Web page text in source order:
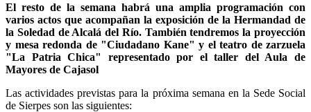
El resto de la semana habrá una amplia programación con
varios actos que acompañan la exposición de la Hermandad de
la Soledad de Alcalá del Río. También tendremos la proyección
y mesa redonda de "Ciudadano Kane" y el teatro de zarzuela
"La Patria Chica" representado por el taller del Aula de
Mayores de Cajasol
Las actividades previstas para la próxima semana en la Sede Social
de Sierpes son las siguientes: